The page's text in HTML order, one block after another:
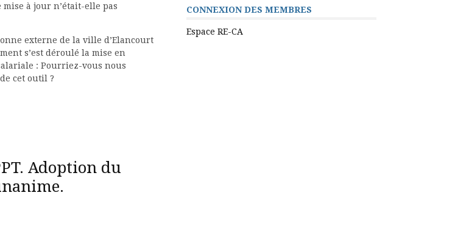
à jour n’était-elle pas
externe de la ville d’Elancourt
s’est déroulé la mise en
: Pourriez-vous nous
cet outil ?
Adoption du
CONNEXION DES MEMBRES
Espace RE-CA